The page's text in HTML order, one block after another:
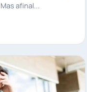
afinal...